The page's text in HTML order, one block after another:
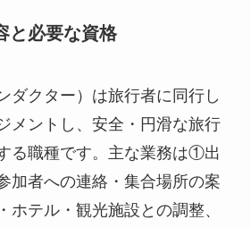
と必要な資格
ダクター）は旅行者に同行し
メントし、安全・円滑な旅行
る職種です。主な業務は①出
加者への連絡・集合場所の案
テル・観光施設との調整、